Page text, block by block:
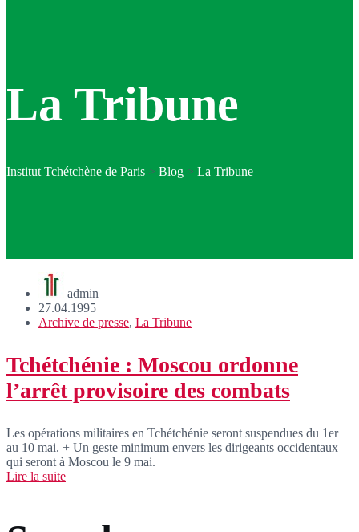
La Tribune
Institut Tchétchène de Paris > Blog > La Tribune
admin
27.04.1995
Archive de presse, La Tribune
Tchétchénie : Moscou ordonne
l’arrêt provisoire des combats
Les opérations militaires en Tchétchénie seront suspendues du 1er
au 10 mai. + Un geste minimum envers les dirigeants occidentaux
qui seront à Moscou le 9 mai.
Lire la suite